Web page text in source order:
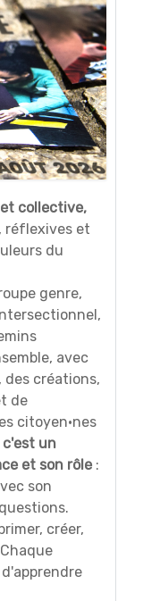
collective,
réflexives et
du
genre,
avec
des créations,
de
citoyen·nes
c'est un
et son rôle :
son
créer,